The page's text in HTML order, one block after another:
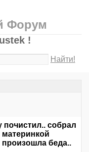
Форум
!
Найти!
почистил.. собрал
беда..